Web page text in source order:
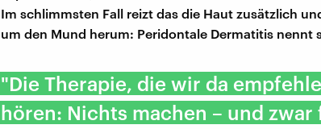
Im schlimmsten Fall reizt das die Haut zusätzlich
um den Mund herum: Peridontale Dermatitis nennt
"Die Therapie, die wir da
hören: Nichts machen – und